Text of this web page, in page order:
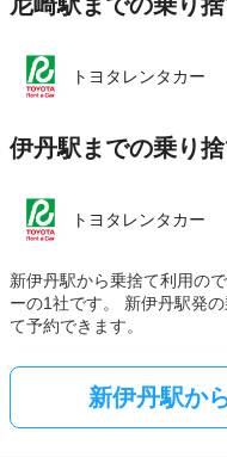
トヨタレンタカー
伊丹駅までの乗り
トヨタレンタカー
新伊丹駅から乗捨て利用の
ーの1社です。 新伊丹駅発
て予約できます。
新伊丹駅か